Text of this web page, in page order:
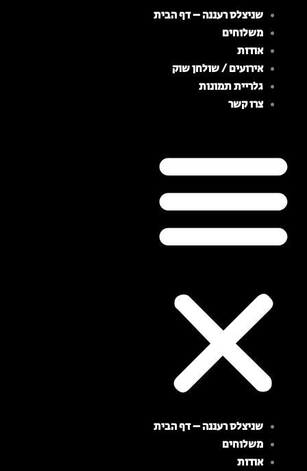
שניצלס רעננה – דף הבית
משלוחים
אודות
אירועים / שולחן שוק
גלריית תמונות
צרו קשר
שניצלס רעננה – דף הבית
משלוחים
אודות